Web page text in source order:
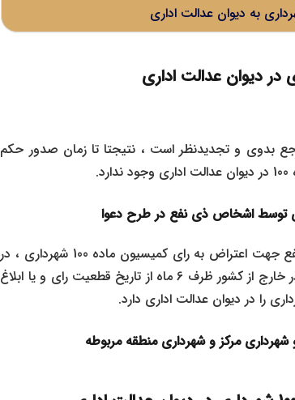
شهرداری ، متشکل از مرجع بدوی و تجدیدنظر است ، نتیجتا تا زمان صدور حکم
توسط اشخاص ذی نفع در طرح دعوا
به موجب تبصره 2 ماده 16 قانون دیوان عدالت اداری ، ذی نفع جهت اعتراض به رای کمیسیون ماده 100 شهرداری ، در
فرض مقیم ایران بودن ظرف مدت 3 ماه و در صورت اقامت در خارج از کشور ظرف 6 ماه از تاریخ قطعیت رای و یا ابلاغ